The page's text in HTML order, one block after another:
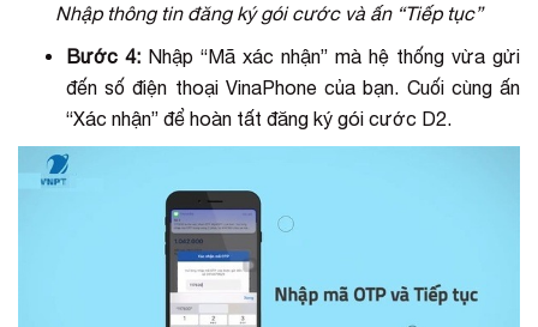
Nhập thông tin đăng ký gói cước và ấn “Tiếp tục”
Bước 4: Nhập “Mã xác nhận” mà hệ thống vừa gửi
đến số điện thoại VinaPhone của bạn. Cuối cùng ấn
“Xác nhận” để hoàn tất đăng ký gói cước D2.